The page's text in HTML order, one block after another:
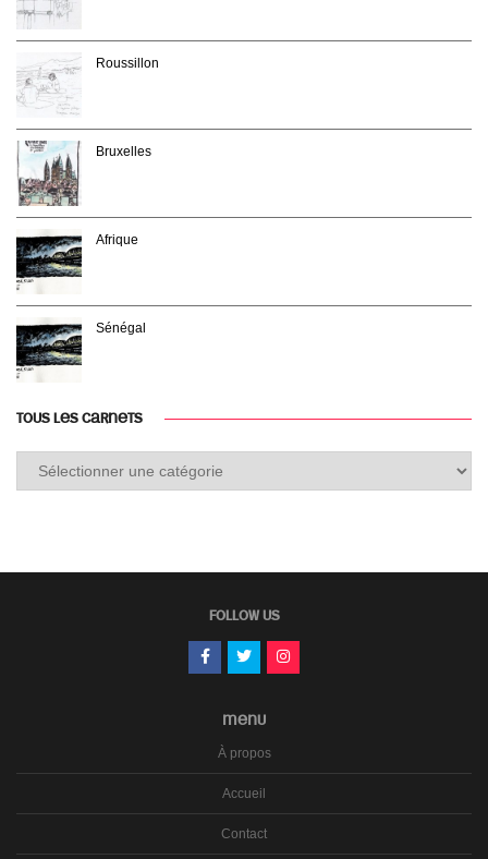
Roussillon
Bruxelles
Afrique
Sénégal
TOUS LES CARNETS
FOLLOW US
MENU
À propos
Accueil
Contact